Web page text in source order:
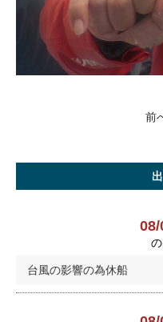
前
08/
台風の影響の為休船